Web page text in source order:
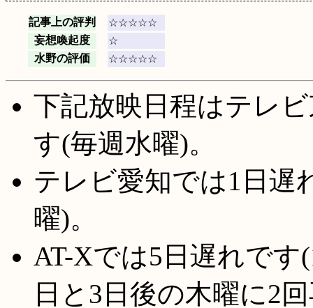
記事上の評判
☆☆☆☆☆
妄想喚起度
☆
水野の評価
☆☆☆☆☆
下記放映日程はテレ
す(毎週水曜)。
テレビ愛知では1日遅
曜)。
AT-Xでは5日遅れです
日と3日後の木曜に2